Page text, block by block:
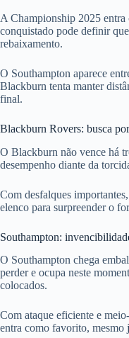
A Championship 2025 entra
conquistado pode definir
rebaixamento.
O Southampton aparece
Blackburn tenta manter
final.
Blackburn Rovers: busca
O Blackburn não vence há
desempenho diante da
Com desfalques
elenco para surpreender o
Southampton:
O Southampton chega
perder e ocupa neste
colocados.
Com ataque eficiente e
entra como favorito, mesmo